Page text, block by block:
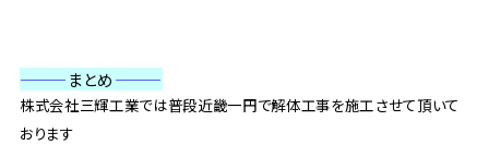
———まとめ———
株式会社三輝工業では普段近畿一円で解体工事を施工させて頂いて
おります